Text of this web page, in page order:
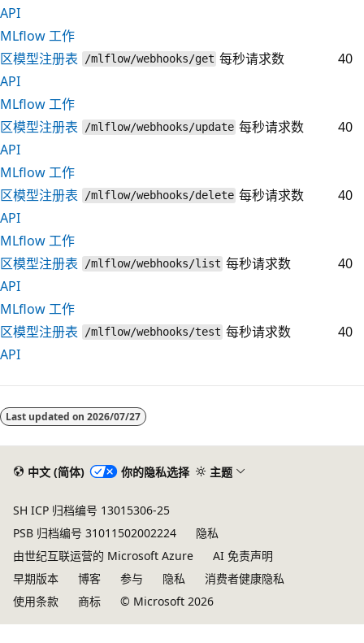
API
MLflow 工作
区模型注册表
API
/mlflow/webhooks/get 每秒请求数 40
MLflow 工作
区模型注册表
API
/mlflow/webhooks/update 每秒请求数 40
MLflow 工作
区模型注册表
API
/mlflow/webhooks/delete 每秒请求数 40
MLflow 工作
区模型注册表
API
/mlflow/webhooks/list 每秒请求数 40
MLflow 工作
区模型注册表
API
/mlflow/webhooks/test 每秒请求数 40
Last updated on 2026/07/27
中文 (简体) 你的隐私选择 主题
SH ICP 归档编号 13015306-25
PSB 归档编号 31011502002224
隐私
由世纪互联运营的 Microsoft Azure
AI 免责声明
早期版本
博客 参与 隐私
消费者健康隐私
使用条款
商标 © Microsoft 2026